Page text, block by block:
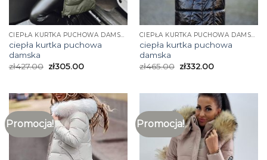
CIEPŁA KURTKA PUCHOWA DAMSKA
ciepła kurtka puchowa
damska
zł427.00 zł305.00
CIEPŁA KURTKA PUCHOWA DAMSKA
ciepła kurtka puchowa
damska
zł465.00 zł332.00
Promocja! Promocja!